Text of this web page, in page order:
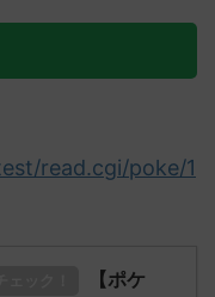
read.cgi/poke/1
【ポケ